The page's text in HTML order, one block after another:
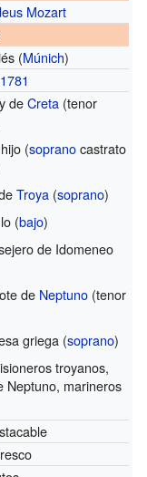
Mozart
(Múnich)
1781
deCreta(tenor
(sopranocastrato
Troya(soprano)
(bajo)
de Idomeneo
de Neptuno(tenor
griega (soprano)
troyanos,
Neptuno, marineros